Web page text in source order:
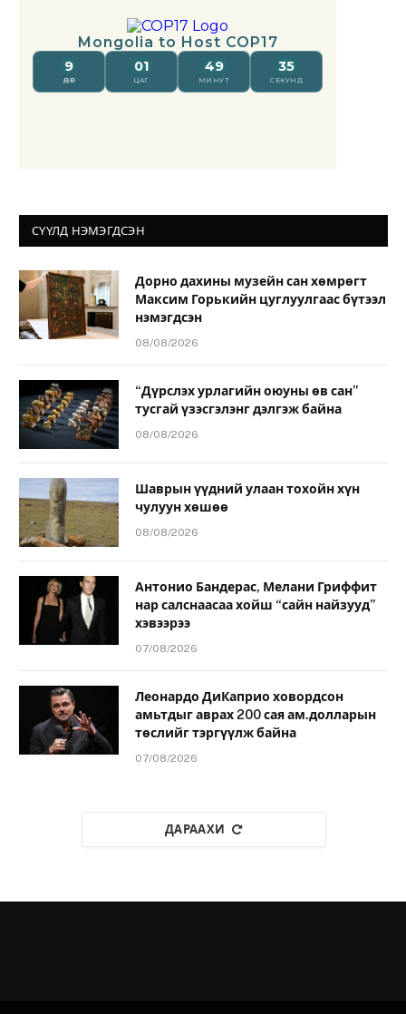
СҮҮЛД НЭМЭГДСЭН
Дорно дахины музейн сан хөмрөгт
Максим Горькийн цуглуулгаас бүтээл
нэмэгдсэн
08/08/2026
“Дүрслэх урлагийн оюуны өв сан”
тусгай үзэсгэлэнг дэлгэж байна
08/08/2026
Шаврын үүдний улаан тохойн хүн
чулуун хөшөө
08/08/2026
Антонио Бандерас, Мелани Гриффит
нар салснаасаа хойш “сайн найзууд”
хэвээрээ
07/08/2026
Леонардо ДиКаприо ховордсон
амьтдыг аврах 200 сая ам.долларын
төслийг тэргүүлж байна
07/08/2026
ДАРААХИ